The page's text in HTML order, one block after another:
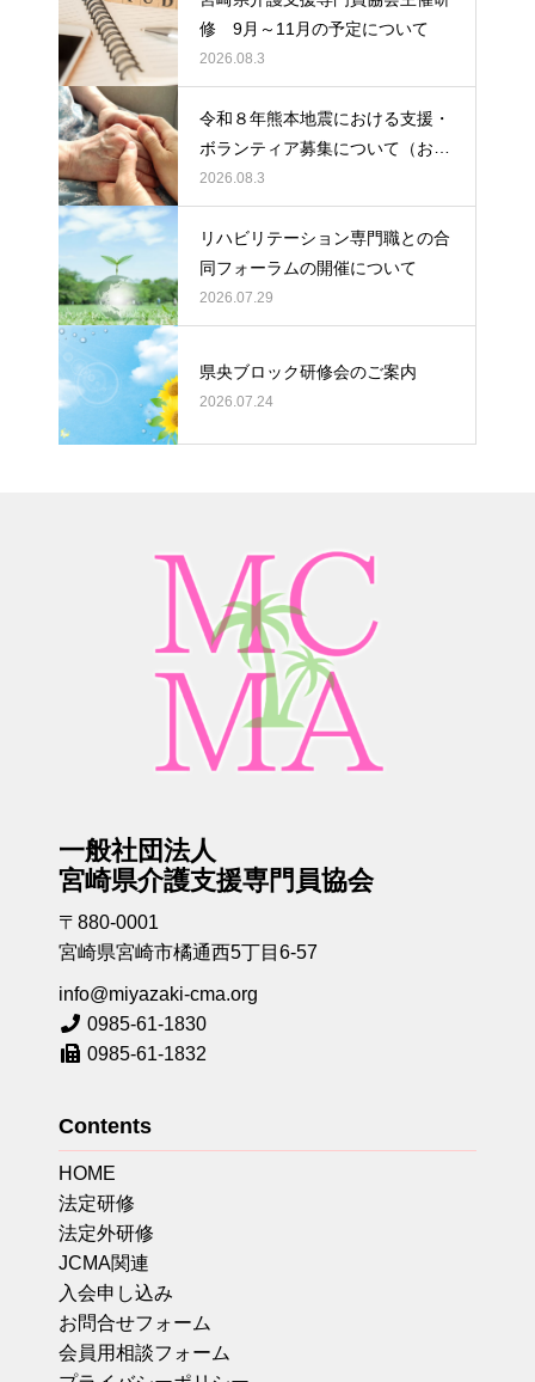
修 9月～11月の予定について
2026.08.3
令和８年熊本地震における支援・
ボランティア募集について（お願
い）
2026.08.3
リハビリテーション専門職との合
同フォーラムの開催について
2026.07.29
県央ブロック研修会のご案内
2026.07.24
一般社団法人
宮崎県介護支援専門員協会
〒880-0001
宮崎県宮崎市橘通西5丁目6-57
info@miyazaki-cma.org
0985-61-1830
0985-61-1832
Contents
HOME
法定研修
法定外研修
JCMA関連
入会申し込み
お問合せフォーム
会員用相談フォーム